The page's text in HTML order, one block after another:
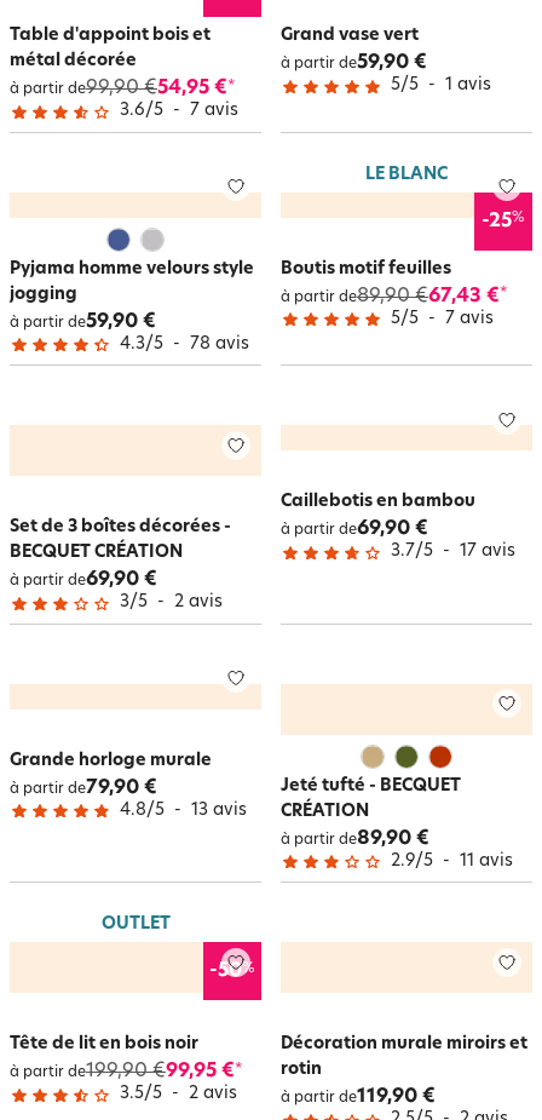
Table d'appoint bois et
métal décorée
à partir de99,90 €54,95 €*
3.6/5 - 7 avis
Grand vase vert
à partir de59,90 €
5/5 - 1 avis
Pyjama homme velours style
jogging
à partir de59,90 €
4.3/5 - 78 avis
LE BLANC
-25%
Boutis motif feuilles
à partir de89,90 €67,43 €*
5/5 - 7 avis
Set de 3 boîtes décorées -
BECQUET CRÉATION
à partir de69,90 €
3/5 - 2 avis
Caillebotis en bambou
à partir de69,90 €
3.7/5 - 17 avis
Grande horloge murale
à partir de79,90 €
4.8/5 - 13 avis
Jeté tufté - BECQUET
CRÉATION
à partir de89,90 €
2.9/5 - 11 avis
OUTLET
-50%
Tête de lit en bois noir
à partir de199,90 €99,95 €*
3.5/5 - 2 avis
Décoration murale miroirs et
rotin
à partir de119,90 €